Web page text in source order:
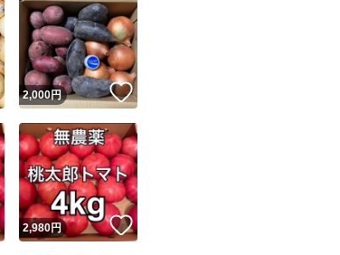
いいね！
2,000円 いいね！
いいね！
2,980円 いいね！